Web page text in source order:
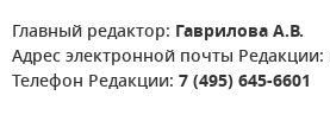
Главный редактор: Гаврилова А.В.
Адрес электронной почты Редакции:
Телефон Редакции: 7 (495) 645-6601